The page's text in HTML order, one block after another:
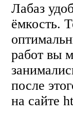
Лабаз
ёмкость.
работ вы
после
на сайте